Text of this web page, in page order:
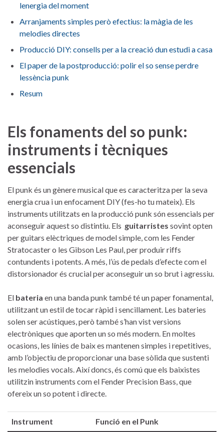
lenergia del moment
Arranjaments simples però efectius: la màgia‌ de les
melodies⁢ directes ​
Producció DIY: consells ⁢per a‍ la creació dun estudi a casa
El paper de la ​postproducció: polir el so ⁤sense perdre
lessència punk
Resum
Els ⁢fonaments del so punk:​
instruments i tècniques
essencials
El punk ⁢és un ⁢gènere musical ‌que es caracteritza ⁤per⁣ la‍ seva
energia crua i un⁢ enfocament DIY ‌(fes-ho​ tu mateix). Els
instruments utilitzats en ⁤la⁤ producció punk són ⁢essencials per
aconseguir⁢ aquest ​so distintiu. Els ‌ guitarristes sovint opten
per guitars ⁢elèctriques de model ⁤simple, ⁤com les Fender ​
Stratocaster o les Gibson Les Paul, ⁣per produir riffs
contundents i potents. A⁤ més, l’ús de pedals d’efecte com el
⁤distorsionador és crucial per aconseguir un so brut i agressiu.
El bateria en una banda punk ⁢també té​ un paper fonamental,
utilitzant⁢ un estil ‍de tocar ràpid i sencillament.⁢ Les‍ bateries ​
solen​ ser ⁣acústiques, ‍però també s’han vist versions
‍electròniques que aporten un so més modern. En moltes
ocasions, les línies de baix es mantenen‌ simples i repetitives,
amb l’objectiu de⁣ proporcionar ⁤una base sòlida que sustenti
les melodies vocals. Així doncs, és comú que els baixistes
utilitzin instruments com el Fender Precision Bass, que
ofereix un ‌so potent i directe.
Instrument Funció en el Punk